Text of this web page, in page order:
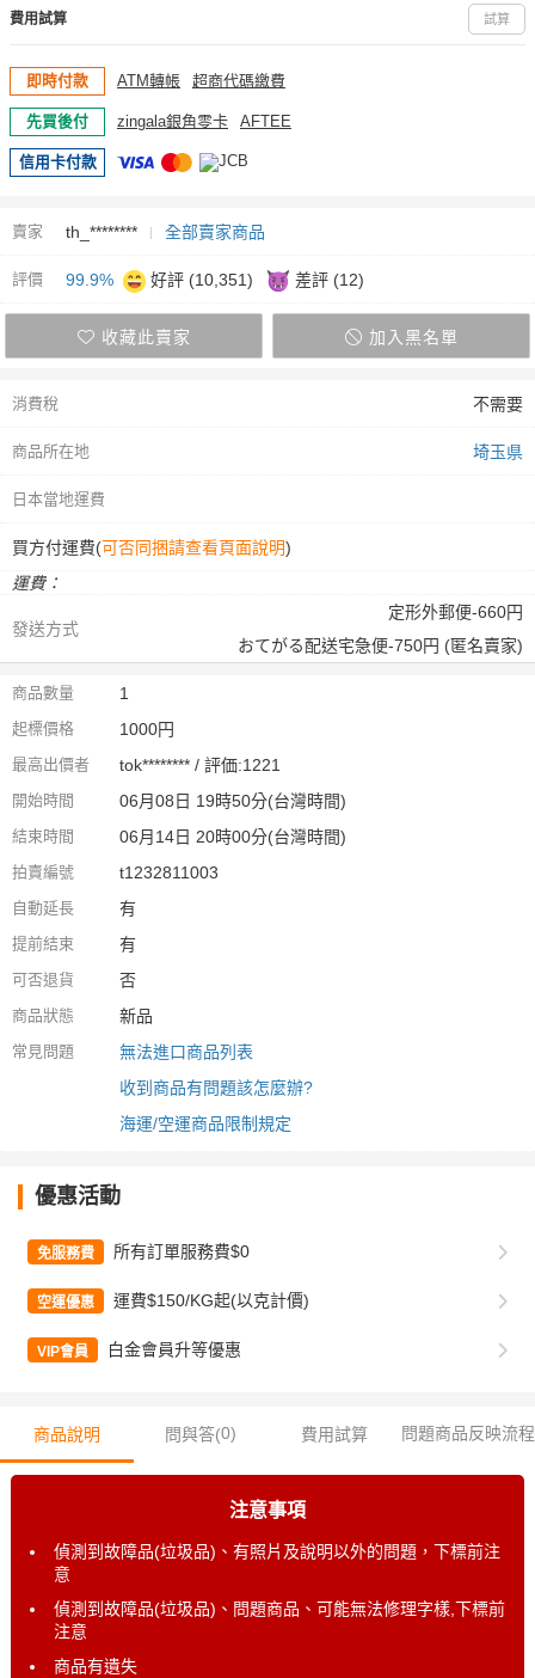
費用試算 試算
即時付款 ATM轉帳 超商代碼繳費
先買後付 zingala銀角零卡 AFTEE
信用卡付款
賣家 th_******** 全部賣家商品
評價 99.9% 好評 (10,351) 差評 (12)
收藏此賣家 加入黑名單
消費稅 不需要
商品所在地 埼玉県
日本當地運費
買方付運費(可否同捆請查看頁面說明)
運費：
發送方式
定形外郵便-660円
おてがる配送宅急便-750円 (匿名賣家)
商品數量 1
起標價格 1000円
最高出價者 tok******** / 評価:1221
開始時間 06月08日 19時50分(台灣時間)
結束時間 06月14日 20時00分(台灣時間)
拍賣編號 t1232811003
自動延長 有
提前結束 有
可否退貨 否
商品狀態 新品
常見問題
無法進口商品列表
收到商品有問題該怎麼辦?
海運/空運商品限制規定
優惠活動
免服務費 所有訂單服務費$0
空運優惠 運費$150/KG起(以克計價)
VIP會員 白金會員升等優惠
商品說明 問與答(0) 費用試算 問題商品反映流程
注意事項
偵測到故障品(垃圾品)、有照片及說明以外的問題，下標前注
意
偵測到故障品(垃圾品)、問題商品、可能無法修理字樣,下標前
注意
商品有遺失